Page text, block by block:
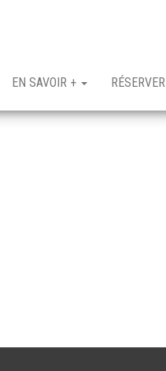
EN SAVOIR + RÉSERVER